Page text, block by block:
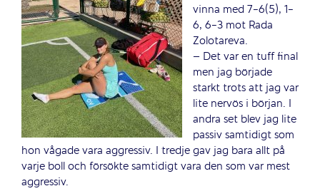
vinna med 7-6(5), 1-
6, 6-3 mot Rada
Zolotareva.
– Det var en tuff final
men jag började
starkt trots att jag var
lite nervös i början. I
andra set blev jag lite
passiv samtidigt som
hon vågade vara aggressiv. I tredje gav jag bara allt på
varje boll och försökte samtidigt vara den som var mest
aggressiv.